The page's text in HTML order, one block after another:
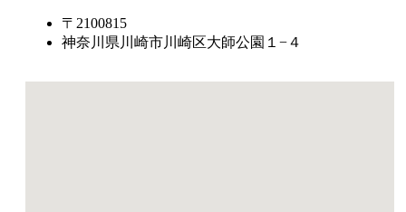
〒2100815
神奈川県川崎市川崎区大師公園１−４